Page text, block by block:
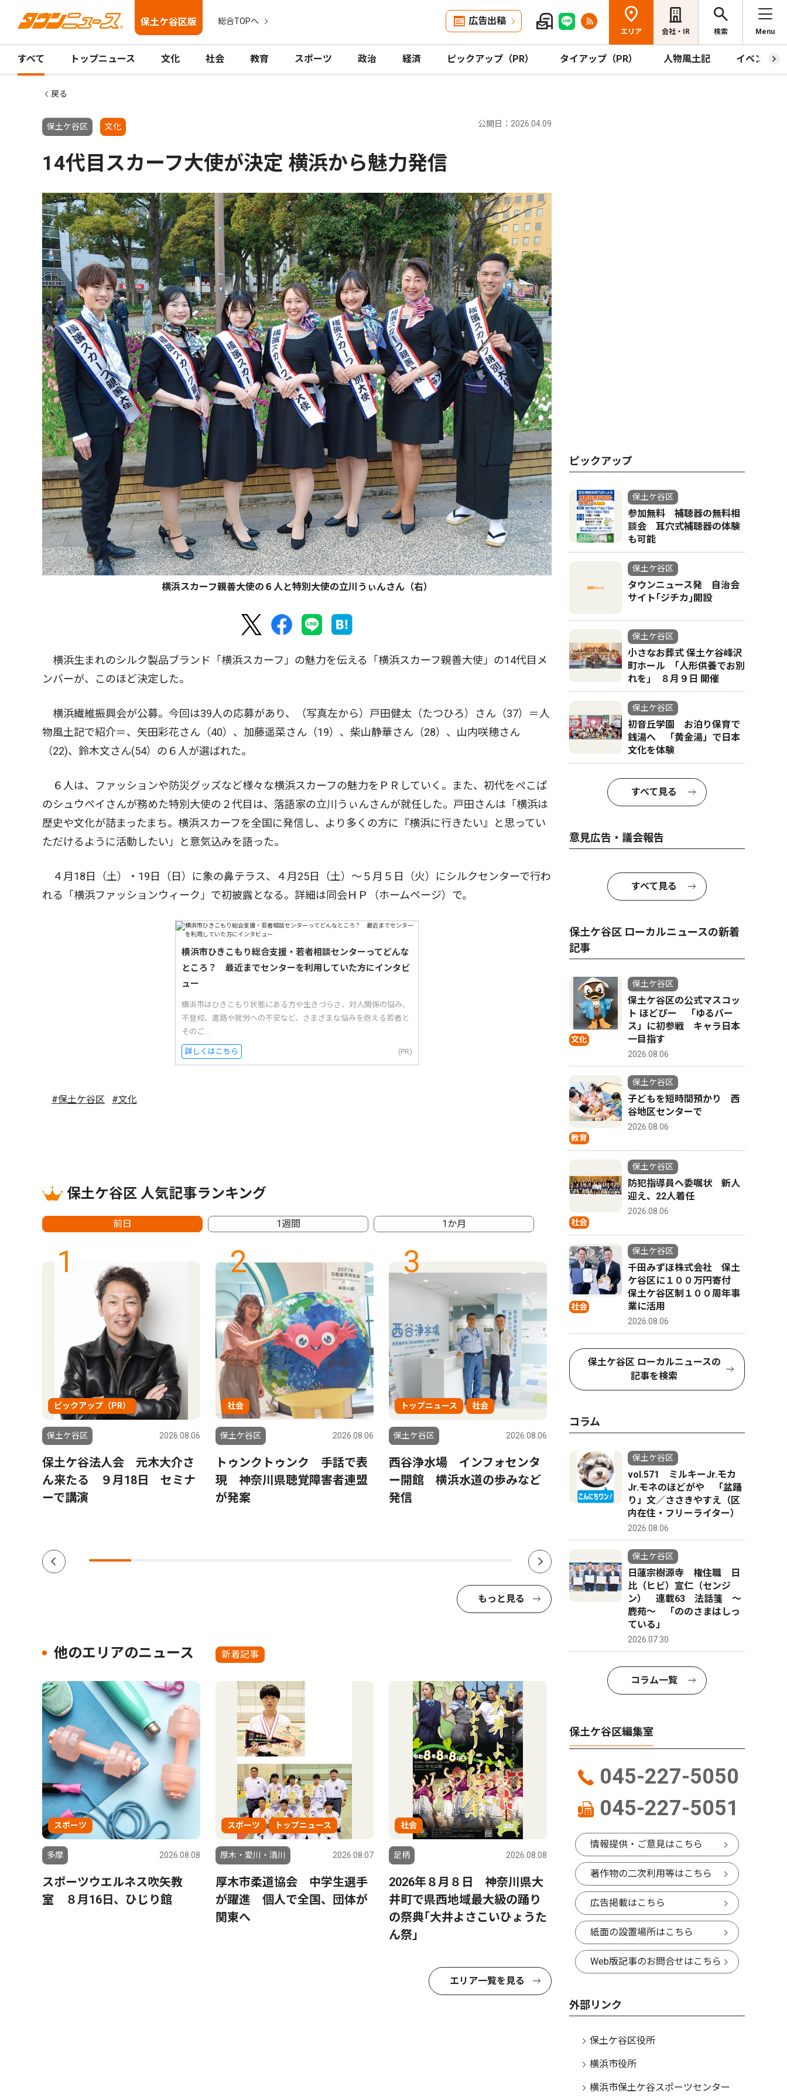
保土ケ谷区版 総合TOPへ 広告出稿
エリア 会社・IR 検索 Menu
すべて トップニュース 文化 社会 教育 スポーツ 政治 経済 ピックアップ（PR） タイアップ（PR） 人物風土記 イベント
戻る
保土ケ谷区 文化 公開日：2026.04.09
14代目スカーフ大使が決定 横浜から魅力発信
横浜スカーフ親善大使の６人と特別大使の立川うぃんさん（右）
横浜生まれのシルク製品ブランド「横浜スカーフ」の魅力を伝える「横浜スカーフ親善大使」の14代目メ
ンバーが、このほど決定した。
横浜繊維振興会が公募。今回は39人の応募があり、（写真左から）戸田健太（たつひろ）さん（37）＝人
物風土記で紹介＝、矢田彩花さん（40）、加藤遥菜さん（19）、柴山静華さん（28）、山内咲穂さん
（22)、鈴木文さん(54）の６人が選ばれた。
６人は、ファッションや防災グッズなど様々な横浜スカーフの魅力をＰＲしていく。また、初代をぺこぱ
のシュウペイさんが務めた特別大使の２代目は、落語家の立川うぃんさんが就任した。戸田さんは「横浜は
歴史や文化が詰まったまち。横浜スカーフを全国に発信し、より多くの方に『横浜に行きたい』と思ってい
ただけるように活動したい」と意気込みを語った。
４月18日（土）・19日（日）に象の鼻テラス、４月25日（土）〜５月５日（火）にシルクセンターで行わ
れる「横浜ファッションウィーク」で初披露となる。詳細は同会ＨＰ（ホームページ）で。
横浜市ひきこもり総合支援・若者相談センターってどんな
ところ？ 最近までセンターを利用していた方にインタビ
ュー
横浜市はひきこもり状態にある方や生きづらさ、対人関係の悩み、
不登校、進路や就労への不安など、さまざまな悩みを抱える若者と
そのご...
詳しくはこちら (PR)
#保土ケ谷区 #文化
保土ケ谷区 人気記事ランキング
前日 1週間 1か月
1
ピックアップ（PR）
保土ケ谷区 2026.08.06
保土ケ谷法人会 元木大介さ
ん来たる ９月18日 セミナ
ーで講演
2
社会
保土ケ谷区 2026.08.06
トゥンクトゥンク 手話で表
現 神奈川県聴覚障害者連盟
が発案
3
トップニュース 社会
保土ケ谷区 2026.08.06
西谷浄水場 インフォセンタ
ー開館 横浜水道の歩みなど
発信
4
保土ケ谷区 2026.07.30
横浜市ひきこもり総合支援・
若者相談センターってどんな
ところ？ 最近までセンター
を利用していた方にインタビ
保土ケ谷区
ク伝え
くで催し
もっと見る
他のエリアのニュース 新着記事
スポーツ
多摩 2026.08.08
スポーツウエルネス吹矢教
室 ８月16日、ひじり館
スポーツ トップニュース
厚木・愛川・清川 2026.08.07
厚木市柔道協会 中学生選手
が躍進 個人で全国、団体が
関東へ
社会
足柄 2026.08.08
2026年８月８日 神奈川県大
井町で県西地域最大級の踊り
の祭典｢大井よさこいひょうた
ん祭｣
エリア一覧を見る
ピックアップ
保土ケ谷区
参加無料 補聴器の無料相
談会 耳穴式補聴器の体験
も可能
保土ケ谷区
タウンニュース発 自治会
サイト｢ジチカ｣開設
保土ケ谷区
小さなお葬式 保土ケ谷峰沢
町ホール ｢人形供養でお別
れを｣ ８月９日 開催
保土ケ谷区
初音丘学園 お泊り保育で
銭湯へ 「黄金湯」で日本
文化を体験
すべて見る
意見広告・議会報告
すべて見る
保土ケ谷区 ローカルニュースの新着
記事
文化
保土ケ谷区
保土ケ谷区の公式マスコッ
ト ほどぴー 「ゆるバー
ス」に初参戦 キャラ日本
一目指す
2026.08.06
教育
保土ケ谷区
子どもを短時間預かり 西
谷地区センターで
2026.08.06
社会
保土ケ谷区
防犯指導員へ委嘱状 新人
迎え、22人着任
2026.08.06
社会
保土ケ谷区
千田みずほ株式会社 保土
ケ谷区に１００万円寄付
保土ケ谷区制１００周年事
業に活用
2026.08.06
保土ケ谷区 ローカルニュースの
記事を検索
コラム
保土ケ谷区
vol.571 ミルキーJr.モカ
Jr.モネのほどがや 「盆踊
り」文／ささきやすえ（区
内在住・フリーライター）
2026.08.06
保土ケ谷区
日蓮宗樹源寺 権住職 日
比（ヒビ）宣仁（センジ
ン） 連載63 法話箋 〜
鹿苑〜 「ののさまはしっ
ている」
2026.07.30
コラム一覧
保土ケ谷区編集室
045-227-5050
045-227-5051
情報提供・ご意見はこちら
著作物の二次利用等はこちら
広告掲載はこちら
紙面の設置場所はこちら
Web版記事のお問合せはこちら
外部リンク
保土ケ谷区役所
横浜市役所
横浜市保土ケ谷スポーツセンター